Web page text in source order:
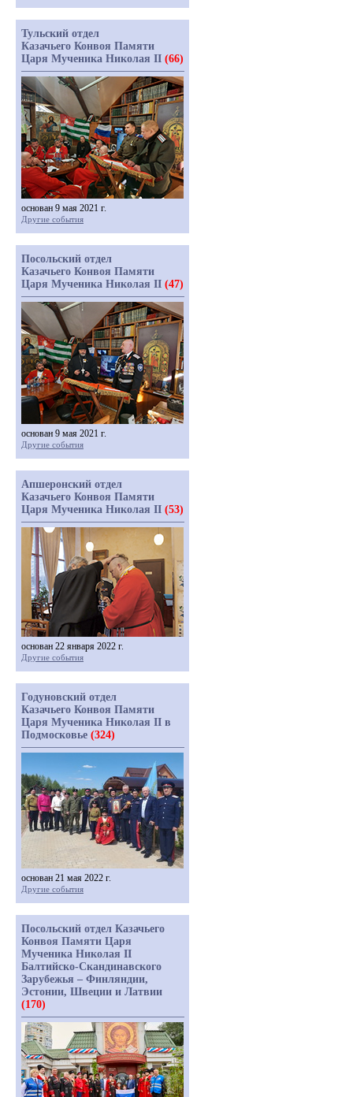
Тульский отдел
Казачьего Конвоя Памяти
Царя Мученика Николая II (66)
основан 9 мая 2021 г.
Другие события
Посольский отдел
Казачьего Конвоя Памяти
Царя Мученика Николая II (47)
основан 9 мая 2021 г.
Другие события
Апшеронский отдел
Казачьего Конвоя Памяти
Царя Мученика Николая II (53)
основан 22 января 2022 г.
Другие события
Годуновский отдел
Казачьего Конвоя Памяти
Царя Мученика Николая II в
Подмосковье (324)
основан 21 мая 2022 г.
Другие события
Посольский отдел Казачьего
Конвоя Памяти Царя
Мученика Николая II
Балтийско-Скандинавского
Зарубежья – Финляндии,
Эстонии, Швеции и Латвии
(170)